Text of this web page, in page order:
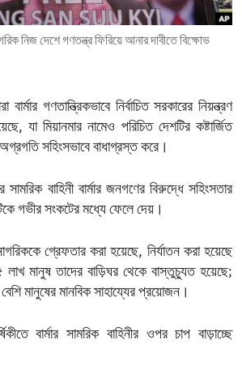
HEALTH
নিজ দেশে গণতন্ত্র ফিরিয়ে আনার দাবীতে বিক্ষোভ
বার্মার গণতান্ত্রিকভাবে নির্বাচিত সরকারের নিয়ন্ত্রণ
যা মিয়ানমার নামেও পরিচিত দেশটির কষ্টার্জিত
সহিংসভাবে বাধাগ্রস্ত করে।
বাহিনী বার্মার জনগণের বিরুদ্ধে সহিংসতার
গভীর সংকটের মধ্যে ফেলে দেয়।
গ্রেফতার করা হয়েছে, নির্যাতন করা হয়েছে
মানুষ তাদের বাড়িঘর থেকে বাস্তুচ্যুত হয়েছে;
মানুষের মানবিক সাহায্যের প্রয়োজন।
বার্মার সামরিক বাহিনীর ওপর চাপ বাড়াচ্ছে